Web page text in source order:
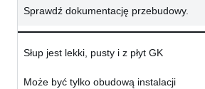
Sprawdź dokumentację przebudowy.
Słup jest lekki, pusty i z płyt GK
Może być tylko obudową instalacji